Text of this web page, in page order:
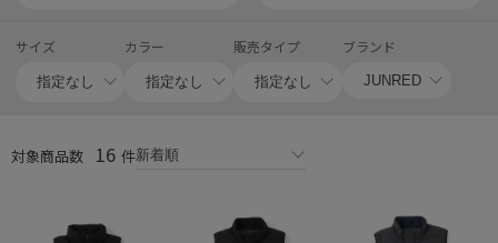
サイズ カラー 販売タイプ ブランド
対象商品数 16 件